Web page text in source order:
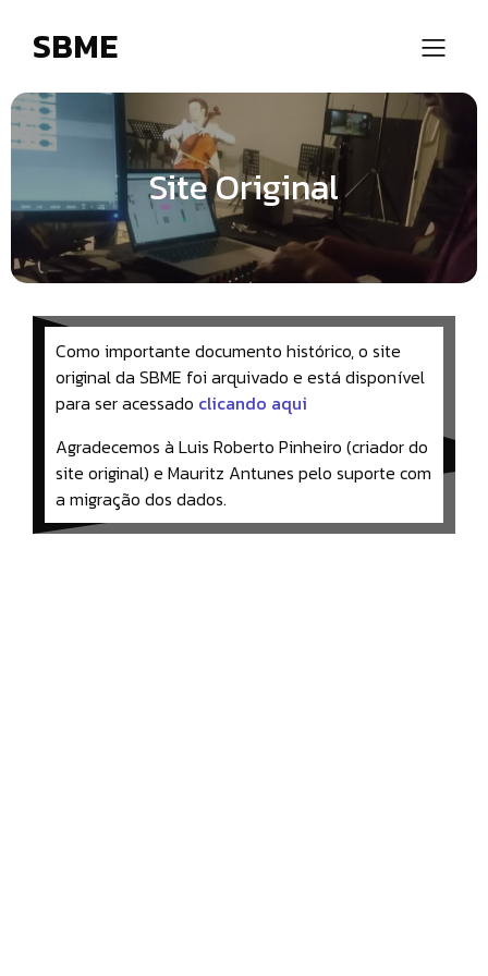
SBME
Site Original
Como importante documento histórico, o site
original da SBME foi arquivado e está disponível
para ser acessado clicando aqui
Agradecemos à Luis Roberto Pinheiro (criador do
site original) e Mauritz Antunes pelo suporte com
a migração dos dados.